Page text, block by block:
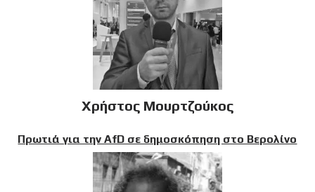
Χρήστος Μουρτζούκος
Πρωτιά για την AfD σε δημοσκόπηση στο Βερολίνο